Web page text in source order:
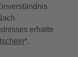
erhalte
*.